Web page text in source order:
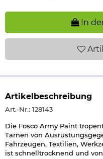
In
Artikelbeschreibung
Art.-Nr.: 128143
Die Fosco Army Paint
Tarnen von
Fahrzeugen, Textilien,
ist schnelltrocknend und